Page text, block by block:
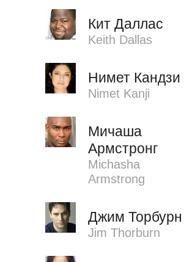
Кит Даллас
Keith Dallas
Нимет Кандзи
Nimet Kanji
Мичаша
Армстронг
Michasha
Armstrong
Джим Торбурн
Jim Thorburn